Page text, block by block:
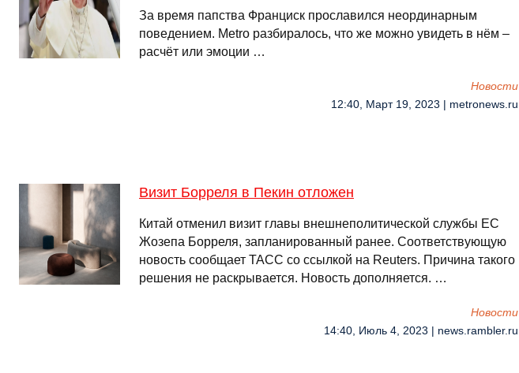
За время папства Франциск прославился неординарным
поведением. Metro разбиралось, что же можно увидеть в нём –
расчёт или эмоции …
Новости
12:40, Март 19, 2023 | metronews.ru
Визит Борреля в Пекин отложен
Китай отменил визит главы внешнеполитической службы ЕС
Жозепа Борреля, запланированный ранее. Соответствующую
новость сообщает ТАСС со ссылкой на Reuters. Причина такого
решения не раскрывается. Новость дополняется. …
Новости
14:40, Июль 4, 2023 | news.rambler.ru